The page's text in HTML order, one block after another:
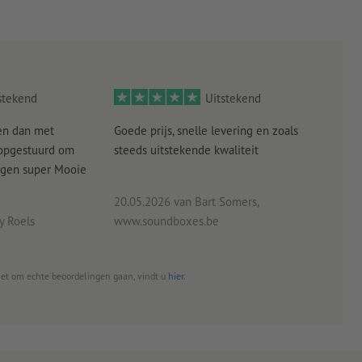
dan met
om
super Mooie
Roels
Uitstekend
Goede prijs, snelle levering en zoals
steeds uitstekende kwaliteit
20.05.2026 van Bart Somers,
www.soundboxes.be
om echte beoordelingen gaan, vindt u hier.